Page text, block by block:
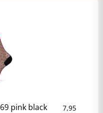
pink black 7,95